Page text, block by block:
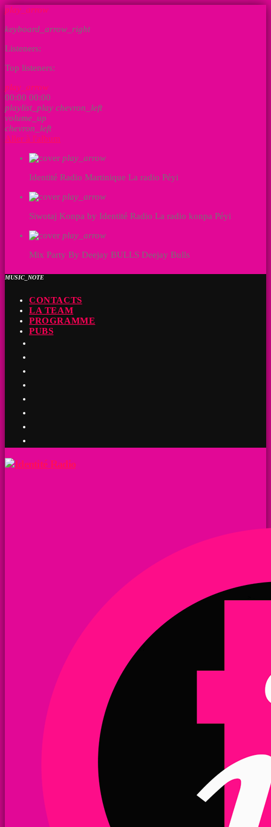
play_arrow
keyboard_arrow_right
Listeners:
Top listeners:
play_arrow
00:00 00:00
playlist_play chevron_left
volume_up
chevron_left
Aller à l'album
play_arrow
Identité Radio Martinique La radio Péyi
play_arrow
Siwotaj Konpa by Identité Radio La radio konpa Péyi
play_arrow
Mix Party By Deejay BULLS Deejay Bulls
MUSIC_NOTE
CONTACTS
LA TEAM
PROGRAMME
PUBS